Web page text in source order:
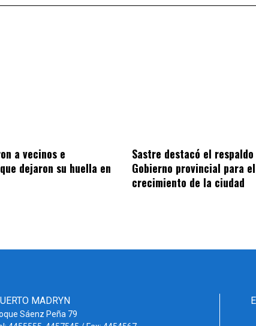
a vecinos e
dejaron su huella en
Sastre destacó el
Gobierno provincial para el
crecimiento de la ciudad
MADRYN
Sáenz Peña 79